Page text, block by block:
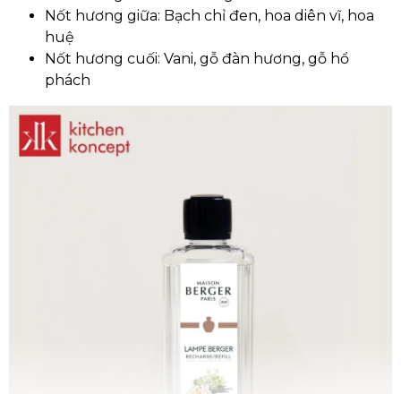
Nốt hương giữa: Bạch chỉ đen, hoa diên vĩ, hoa
huệ
Nốt hương cuối: Vani, gỗ đàn hương, gỗ hổ
phách